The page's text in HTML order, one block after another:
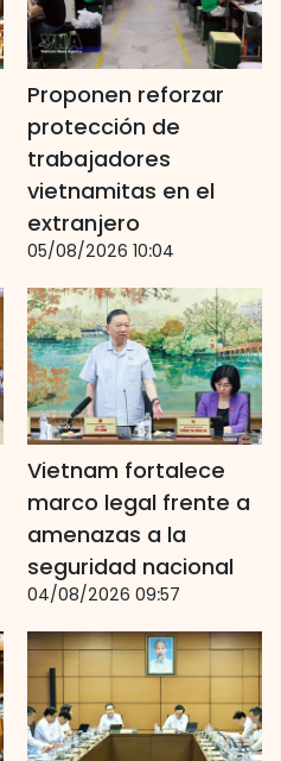
Proponen reforzar
protección de
trabajadores
vietnamitas en el
extranjero
05/08/2026 10:04
Vietnam fortalece
marco legal frente a
amenazas a la
seguridad nacional
04/08/2026 09:57